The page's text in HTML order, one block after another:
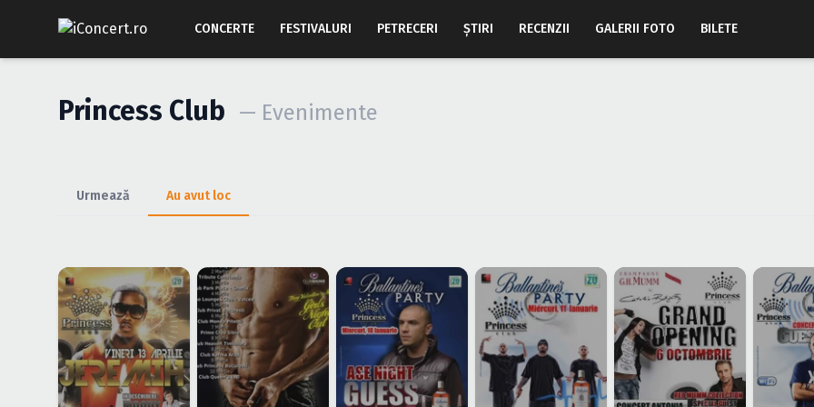
CONCERTE FESTIVALURI PETRECERI ŞTIRI RECENZII GALERII FOTO BILETE
Princess Club — Evenimente
Urmează Au avut loc